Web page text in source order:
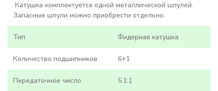
Катушка комплектуется одной металлической шпулей.
Запасные шпули можно приобрести отдельно.
Тип Фидерная катушка
Количество подшипников 6+1
Передаточное число 5.1:1